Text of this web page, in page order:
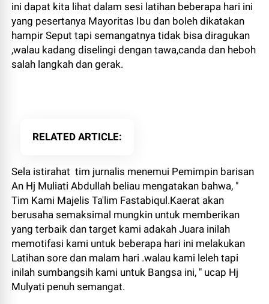
ini dapat kita lihat dalam sesi latihan beberapa hari ini
yang pesertanya Mayoritas Ibu dan boleh dikatakan
hampir Seput tapi semangatnya tidak bisa diragukan
,walau kadang diselingi dengan tawa,canda dan heboh
salah langkah dan gerak.
RELATED ARTICLE
Sela istirahat tim jurnalis menemui Pemimpin barisan
An Hj Muliati Abdullah beliau mengatakan bahwa, "
Tim Kami Majelis Ta'lim Fastabiqul.Kaerat akan
berusaha semaksimal mungkin untuk memberikan
yang terbaik dan target kami adakah Juara inilah
memotifasi kami untuk beberapa hari ini melakukan
Latihan sore dan malam hari .walau kami leleh tapi
inilah sumbangsih kami untuk Bangsa ini, " ucap Hj
Mulyati penuh semangat.